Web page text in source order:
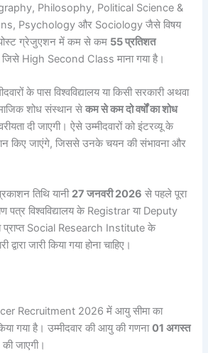
Philosophy, Political Science &
Psychology और Sociology जैसे विषय
पोस्ट ग्रेजुएशन में कम से कम 55 प्रतिशत
जिसे High Second Class माना गया है।
के पास विश्वविद्यालय या किसी सरकारी अथवा
शोध संस्थान सेकम से कम दो वर्षों का शोध
दी जाएगी। ऐसे उम्मीदवारों को इंटरव्यू के
किए जाएंगे, जिससे उनके चयन की संभावना और
तिथि यानी 27 जनवरी 2026 से पहले पूरा
पत्र विश्वविद्यालय के Registrar या Deputy
प्राप्त Social Research Institute के
जारी किया गया होना चाहिए।
Recruitment 2026 में आयु सीमा का
गया है। उम्मीदवार की आयु की गणना01 अगस्त
जाएगी।